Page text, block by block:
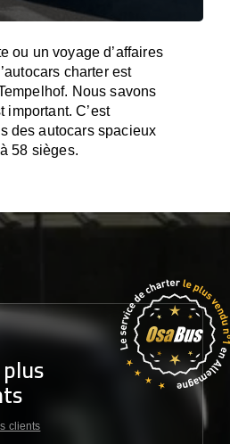
ou un voyage d’affaires
charter est
Nous savons
important. C’est
des autocars spacieux
58 sièges.
clients